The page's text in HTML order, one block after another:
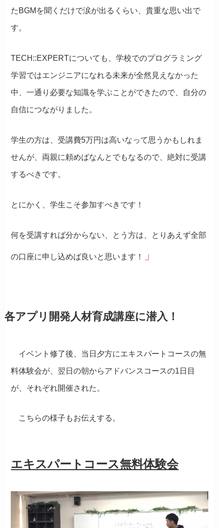
たBGMを聞くだけで涙が出るくらい、貴重な思い出で
す。
TECH::EXPERTについても、学校でのプログラミング
学習ではエンジニアになれる未来が全然見えなかった
中、一通り必要な知識を学ぶことができたので、自分の
自信につながりました。
学生の方は、受講費5万円は高いなって思うかもしれま
せんが、両親に頼めばなんとでもなるので、絶対に受講
するべきです。
とにかく、学生こそ参加すべきです！
何を受講すれば分からない、とう方は、とりあえず全部
の口座に申し込めば良いと思います！ 」
各アプリ開発人材育成講座に潜入！
イベント修了後、当日夕方にエキスパートコースの無
料体験会が、翌日の朝からアドバンスコースの1日目
が、それぞれ開催された。
こちらの様子もお伝えする。
エキスパートコース無料体験会